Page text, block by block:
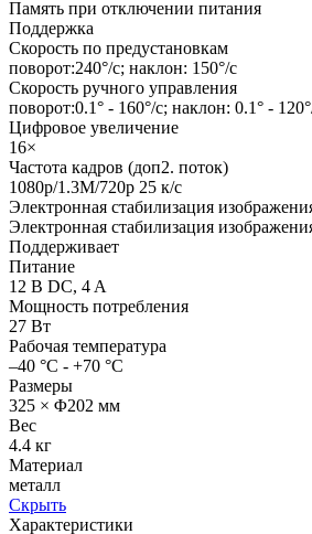
Память при отключении питания
Поддержка
Скорость по предустановкам
поворот:240°/с; наклон: 150°/с
Скорость ручного управления
поворот:0.1° - 160°/с; наклон: 0.1° -
Цифровое увеличение
16×
Частота кадров (доп2. поток)
1080p/1.3M/720p 25 к/с
Электронная стабилизация
Электронная стабилизация
Поддерживает
Питание
12 В DC, 4 A
Мощность потребления
27 Вт
Рабочая температура
–40 °C - +70 °C
Размеры
325 × Φ202 мм
Вес
4.4 кг
Материал
металл
Скрыть
Характеристики